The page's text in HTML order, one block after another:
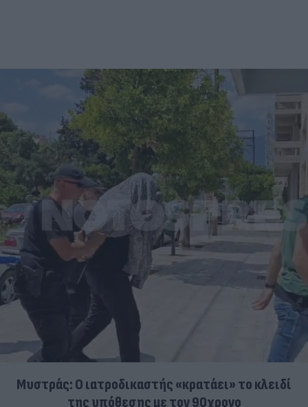
Μυστράς: Ο ιατροδικαστής «κρατάει» το κλειδί
της υπόθεσης με τον 90χρονο